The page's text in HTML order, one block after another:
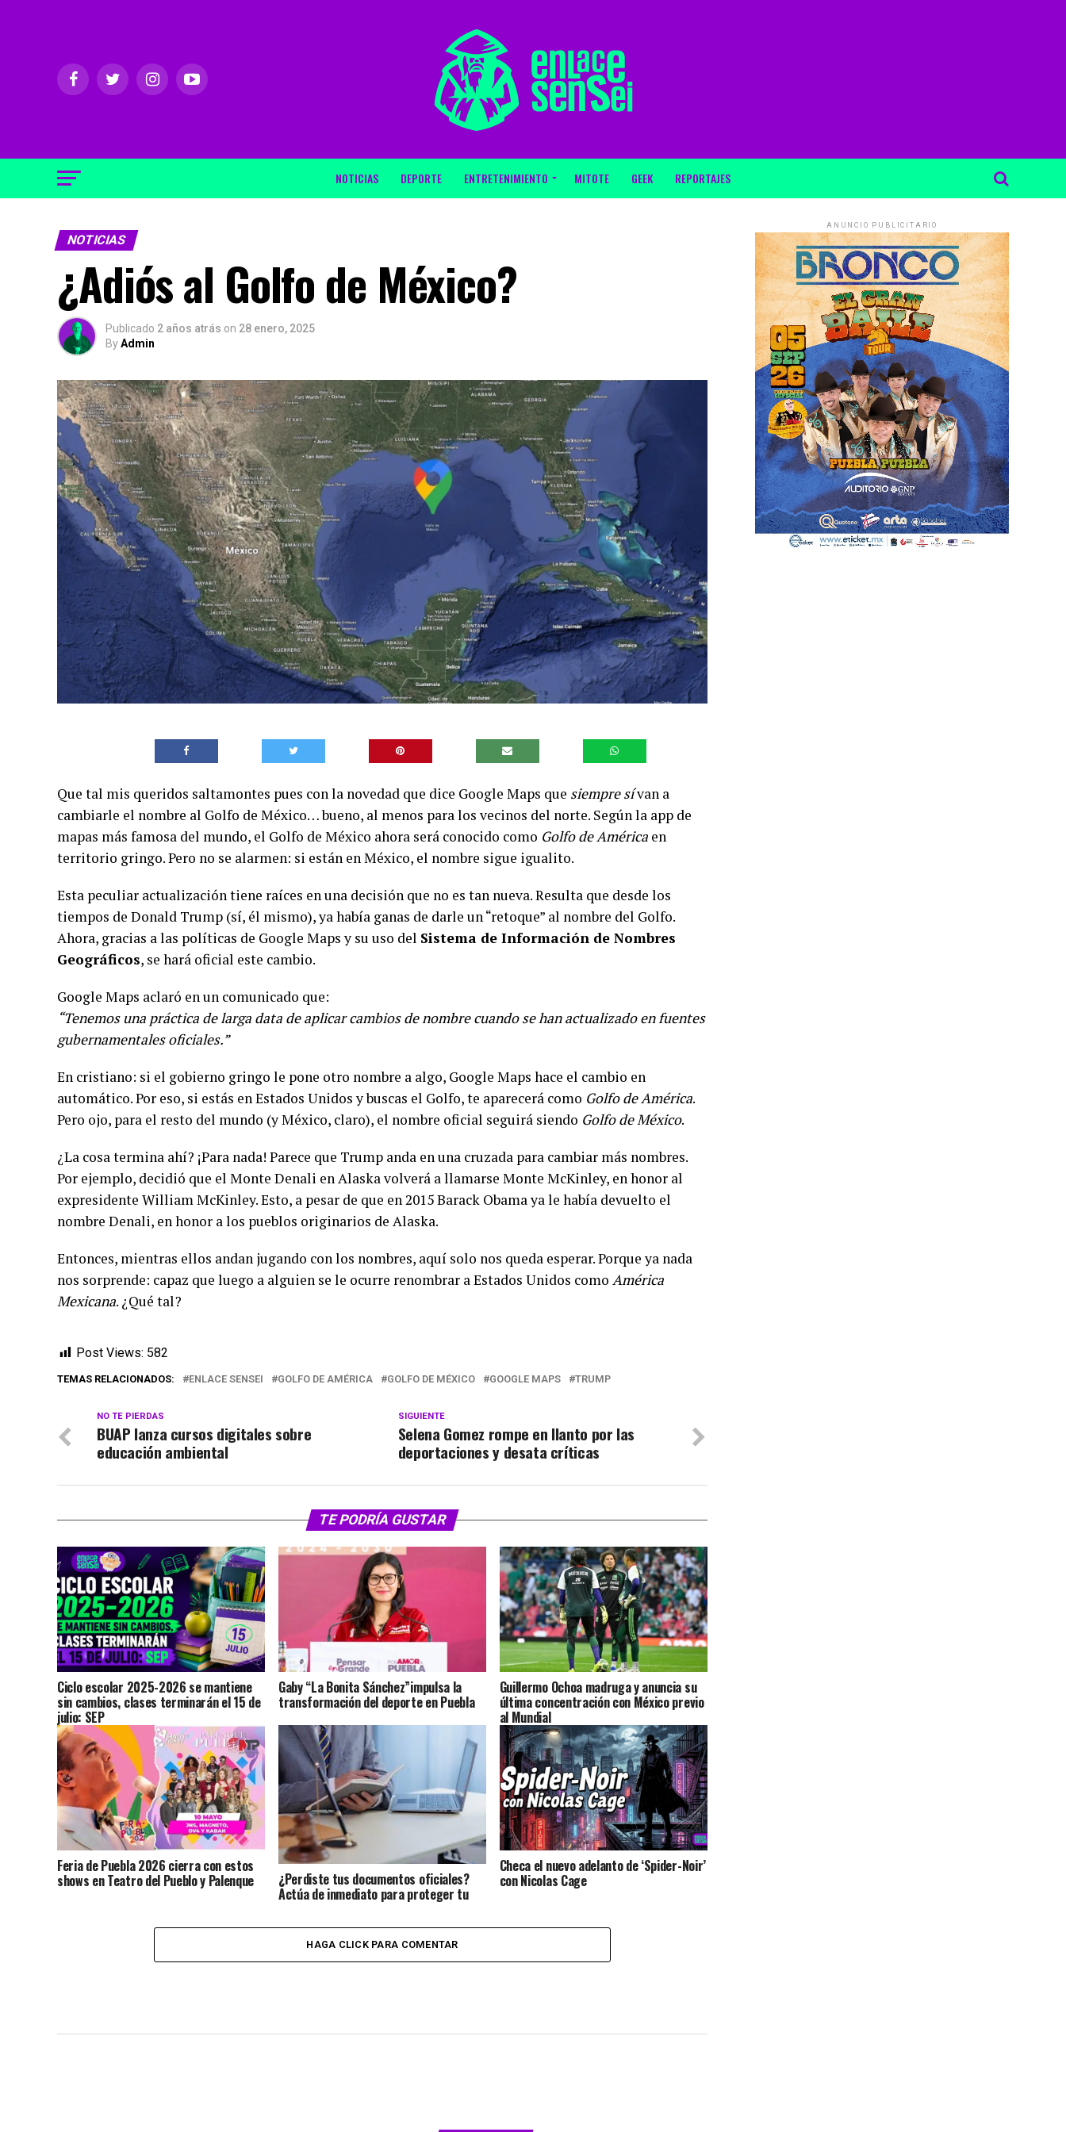
NOTICIAS DEPORTE ENTRETENIMIENTO MITOTE GEEK REPORTAJES
NOTICIAS
¿Adiós al Golfo de México?
Publicado 2 años atrás on 28 enero, 2025
ByAdmin
Que tal mis queridos saltamontes pues con la novedad que dice Google Maps que siempre sívan a
cambiarle el nombre al Golfo de México… bueno, al menos para los vecinos del norte. Según la app de
mapas más famosa del mundo, el Golfo de México ahora será conocido como Golfo de América en
territorio gringo. Pero no se alarmen: si están en México, el nombre sigue igualito.
Esta peculiar actualización tiene raíces en una decisión que no es tan nueva. Resulta que desde los
tiempos de Donald Trump (sí, él mismo), ya había ganas de darle un “retoque” al nombre del Golfo.
Ahora, gracias a las políticas de Google Maps y su uso del Sistema de Información de Nombres
Geográficos, se hará oficial este cambio.
Google Maps aclaró en un comunicado que:
“Tenemos una práctica de larga data de aplicar cambios de nombre cuando se han actualizado en fuentes
gubernamentales oficiales.”
En cristiano: si el gobierno gringo le pone otro nombre a algo, Google Maps hace el cambio en
automático. Por eso, si estás en Estados Unidos y buscas el Golfo, te aparecerá como Golfo de América.
Pero ojo, para el resto del mundo (y México, claro), el nombre oficial seguirá siendo Golfo de México.
¿La cosa termina ahí? ¡Para nada! Parece que Trump anda en una cruzada para cambiar más nombres.
Por ejemplo, decidió que el Monte Denali en Alaska volverá a llamarse Monte McKinley, en honor al
expresidente William McKinley. Esto, a pesar de que en 2015 Barack Obama ya le había devuelto el
nombre Denali, en honor a los pueblos originarios de Alaska.
Entonces, mientras ellos andan jugando con los nombres, aquí solo nos queda esperar. Porque ya nada
nos sorprende: capaz que luego a alguien se le ocurre renombrar a Estados Unidos como América
Mexicana. ¿Qué tal?
Post Views: 582
TEMAS RELACIONADOS: ENLACE SENSEI GOLFO DE AMÉRICA GOLFO DE MÉXICO GOOGLE MAPS TRUMP
SIGUIENTE
Selena Gomez rompe en llanto por las
deportaciones y desata críticas
NO TE PIERDAS
BUAP lanza cursos digitales sobre
educación ambiental
TE PODRÍA GUSTAR
Ciclo escolar 2025-2026 se mantiene
sin cambios, clases terminarán el 15 de
julio: SEP
Gaby “La Bonita Sánchez”impulsa la
transformación del deporte en Puebla
Guillermo Ochoa madruga y anuncia su
última concentración con México previo
al Mundial
Feria de Puebla 2026 cierra con estos
shows en Teatro del Pueblo y Palenque ¿Perdiste tus documentos oficiales?
Actúa de inmediato para proteger tu
Checa el nuevo adelanto de ‘Spider-Noir’
con Nicolas Cage
HAGA CLICK PARA COMENTAR
ANUNCIO PUBLICITARIO